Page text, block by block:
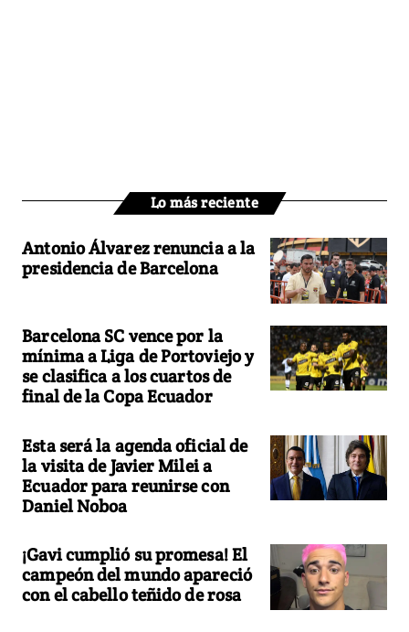
Lo más reciente
Antonio Álvarez renuncia a la
presidencia de Barcelona
Barcelona SC vence por la
mínima a Liga de Portoviejo y
se clasifica a los cuartos de
final de la Copa Ecuador
Esta será la agenda oficial de
la visita de Javier Milei a
Ecuador para reunirse con
Daniel Noboa
¡Gavi cumplió su promesa! El
campeón del mundo apareció
con el cabello teñido de rosa